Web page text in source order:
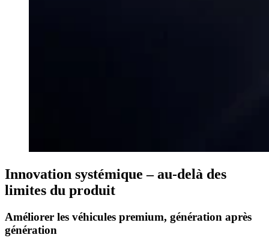
Innovation systémique – au-delà des
limites du produit
Améliorer les véhicules premium, génération après
génération